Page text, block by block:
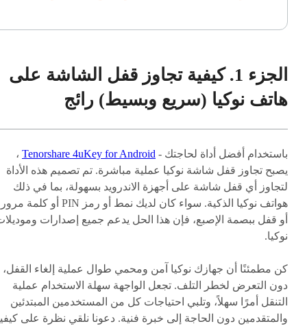
الجزء 1. كيفية تجاوز قفل الشاشة على
هاتف نوكيا (سريع وبسيط) رائج
باستخدام أفضل أداة لحاجتك - Tenorshare 4uKey for Android ،
يصبح تجاوز قفل شاشة نوكيا عملية مباشرة. تم تصميم هذه الأداة
لتجاوز أي قفل شاشة على أجهزة الاندرويد بسهولة، بما في ذلك
هواتف نوكيا الذكية. سواء كان لديك نمط أو رمز PIN أو كلمة مرور
أو قفل ببصمة الإصبع، فإن هذا الحل يدعم جميع إصدارات
نوكيا.
كن مطمئنًا أن جهازك نوكيا آمن ومحمي طوال عملية إلغاء القفل،
دون التعرض لخطر التلف. تجعل الواجهة سهلة الاستخدام عملية
التنقل أمرًا سهلاً، وتلبي احتياجات كل من المستخدمين المبتدئين
والمتقدمين دون الحاجة إلى خبرة فنية. دعونا نلقي نظرة على